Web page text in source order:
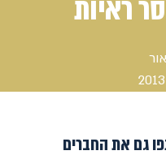
ראיות
גם את החברים